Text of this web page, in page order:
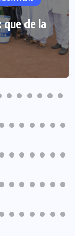
de la
députés
les